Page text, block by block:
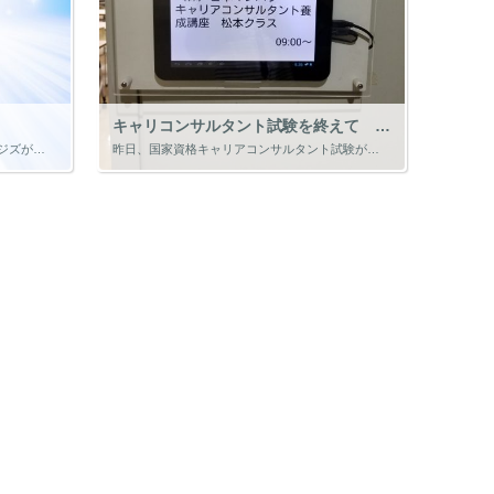
転機の理論として、ウィリアム・ブリッジズが人生の転機の心理的プロセスを、 「終わり」 「ニュートラル・ゾーン」 「始まり」 の3段階として表しました。 「終わり」とは、 ・仕事を辞めるときや変えるとき ・恋愛が終わるとき […]
キャリコンサルタント試験を終えて 2020.11.9
昨日、国家資格キャリアコンサルタント試験が全て終了しました。 思い起こすと、2月にとある社長さんから 「今の協会の活動には、キャリコンサルタント資格を取った方がいいじゃない？」 と言われたのがきっかけでした。 専門実践教 […]